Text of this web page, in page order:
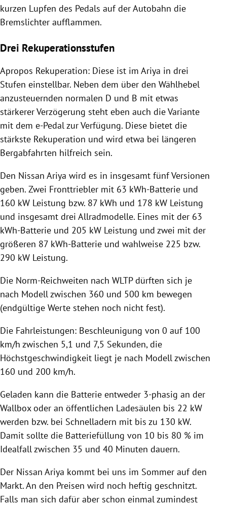
kurzen Lupfen des Pedals auf der Autobahn die
Bremslichter aufflammen.
Drei Rekuperationsstufen
Apropos Rekuperation: Diese ist im Ariya in drei
Stufen einstellbar. Neben dem über den Wählhebel
anzusteuernden normalen D und B mit etwas
stärkerer Verzögerung steht eben auch die Variante
mit dem e-Pedal zur Verfügung. Diese bietet die
stärkste Rekuperation und wird etwa bei längeren
Bergabfahrten hilfreich sein.
Den Nissan Ariya wird es in insgesamt fünf Versionen
geben. Zwei Fronttriebler mit 63 kWh-Batterie und
160 kW Leistung bzw. 87 kWh und 178 kW Leistung
und insgesamt drei Allradmodelle. Eines mit der 63
kWh-Batterie und 205 kW Leistung und zwei mit der
größeren 87 kWh-Batterie und wahlweise 225 bzw.
290 kW Leistung.
Die Norm-Reichweiten nach WLTP dürften sich je
nach Modell zwischen 360 und 500 km bewegen
(endgültige Werte stehen noch nicht fest).
Die Fahrleistungen: Beschleunigung von 0 auf 100
km/h zwischen 5,1 und 7,5 Sekunden, die
Höchstgeschwindigkeit liegt je nach Modell zwischen
160 und 200 km/h.
Geladen kann die Batterie entweder 3-phasig an der
Wallbox oder an öffentlichen Ladesäulen bis 22 kW
werden bzw. bei Schnelladern mit bis zu 130 kW.
Damit sollte die Batteriefüllung von 10 bis 80 % im
Idealfall zwischen 35 und 40 Minuten dauern.
Der Nissan Ariya kommt bei uns im Sommer auf den
Markt. An den Preisen wird noch heftig geschnitzt.
Falls man sich dafür aber schon einmal zumindest